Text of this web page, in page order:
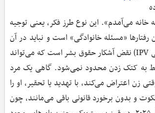
می‌آمدم». این نوع طرز فکر، یعنی توجیه
«مسئله خانوادگی» است و نباید در آن
دخالت کرد، اما حقیقت این است که خشونت خانگی (یا همان خشونت توسط شریک زندگی IPV) نقض آشکار حقوق بشر است که می‌تواند
به کتک زدن محدود نمی‌شود. گاهی یک مرد
اعتراض می‌کند، با تهدید یا تحقیر، او را
و بدون برخورد قانونی باقی می‌مانند، چون